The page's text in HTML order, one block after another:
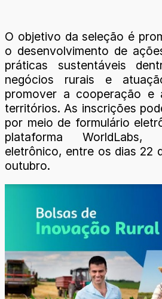
O objetivo da seleção é
o desenvolvimento de
práticas sustentáveis
negócios rurais e
promover a cooperação e
territórios. As inscrições
por meio de formulário
plataforma WorldLabs,
eletrônico, entre os dias 22
outubro.